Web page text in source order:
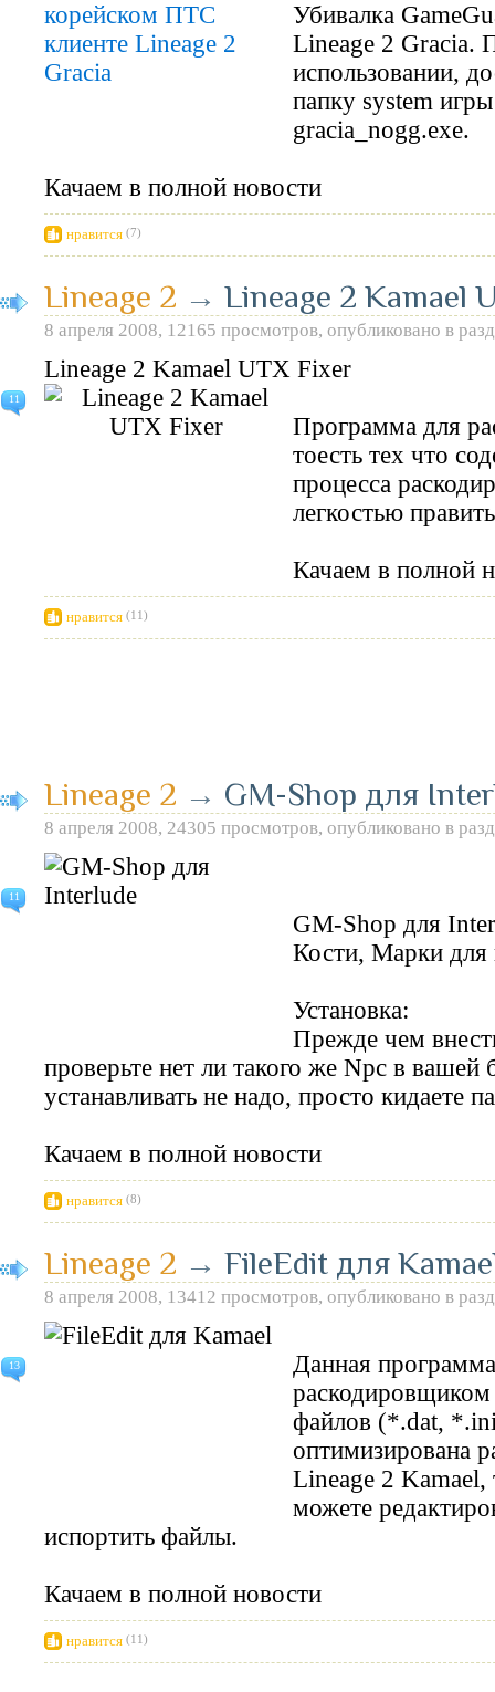
Убивалка
Lineage 2 Gracia.
использовании,
папку system
gracia_nogg.exe.
Качаем в полной новости
нравится (7)
11
Lineage 2 → Lineage 2 Kamael
8 апреля 2008, 12165 просмотров, опубликовано в
Lineage 2 Kamael UTX Fixer
Программа для
тоесть тех что
процесса
легкостью
Качаем в полной
нравится (11)
11
Lineage 2 → GM-Shop для
8 апреля 2008, 24305 просмотров, опубликовано в
GM-Shop для
Кости, Марки
Установка:
Прежде чем
проверьте нет ли такого же Npc в вашей
устанавливать не надо, просто кидаете
Качаем в полной новости
нравится (8)
13
Lineage 2 → FileEdit для
8 апреля 2008, 13412 просмотров, опубликовано в
Данная
файлов (*.dat,
оптимизирована
Lineage 2 Kamael,
можете
испортить файлы.
Качаем в полной новости
нравится (11)